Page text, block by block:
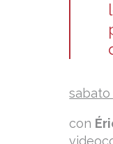
sabato
con